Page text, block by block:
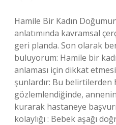
Hamile Bir Kadın
anlatımında kavramsal
geri planda. Son olarak
buluyorum: Hamile bir
anlaması için dikkat
şunlardır: Bu
gözlemlendiğinde,
kurarak hastaneye
kolaylığı : Bebek aşağı